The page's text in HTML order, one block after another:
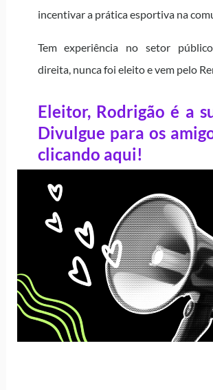
incentivar a prática esportiva na
Tem experiência no setor
direita, nunca foi eleito e vem pelo
Eleitor, Rodrigão é a
Divulgue para os
clicando aqui!